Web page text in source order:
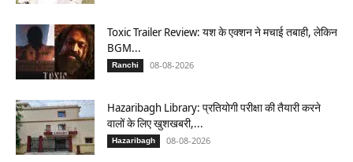
Toxic Trailer Review: यश के एक्शन ने मचाई तबाही, लेकिन
BGM...
Ranchi 08-08-2026
Hazaribagh Library: प्रतियोगी परीक्षा की तैयारी करने
वालों के लिए खुशखबरी,...
Hazaribagh 08-08-2026